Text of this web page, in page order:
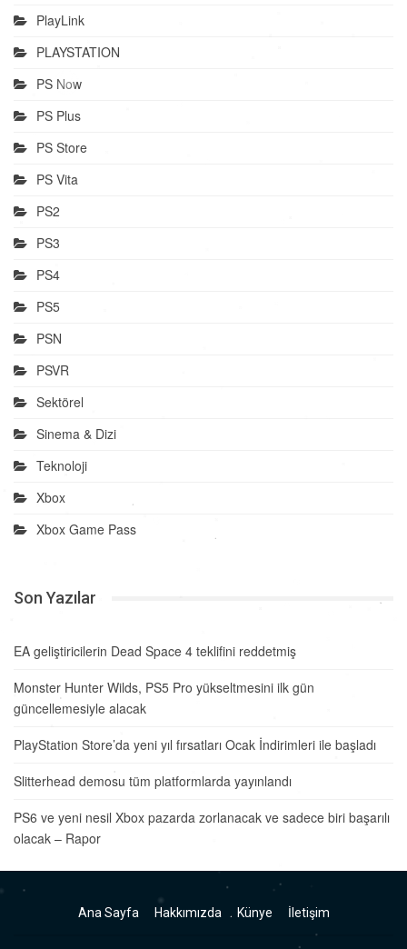
PlayLink
PLAYSTATION
PS Now
PS Plus
PS Store
PS Vita
PS2
PS3
PS4
PS5
PSN
PSVR
Sektörel
Sinema & Dizi
Teknoloji
Xbox
Xbox Game Pass
Son Yazılar
EA geliştiricilerin Dead Space 4 teklifini reddetmiş
Monster Hunter Wilds, PS5 Pro yükseltmesini ilk gün
güncellemesiyle alacak
PlayStation Store’da yeni yıl fırsatları Ocak İndirimleri ile başladı
Slitterhead demosu tüm platformlarda yayınlandı
PS6 ve yeni nesil Xbox pazarda zorlanacak ve sadece biri başarılı
olacak – Rapor
Ana Sayfa Hakkımızda Künye İletişim